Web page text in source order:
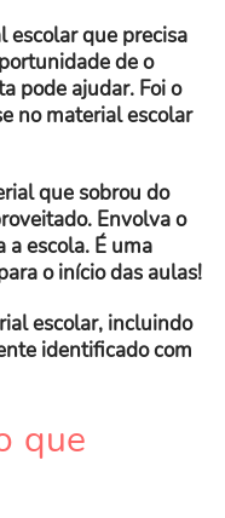
escolar que precisa
de o
pode ajudar. Foi o
no material escolar
que sobrou do
Envolva o
a escola. É uma
o início das aulas!
escolar, incluindo
identificado com
que